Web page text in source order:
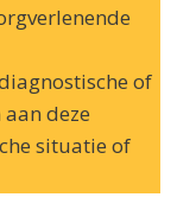
of
deze
situatie of